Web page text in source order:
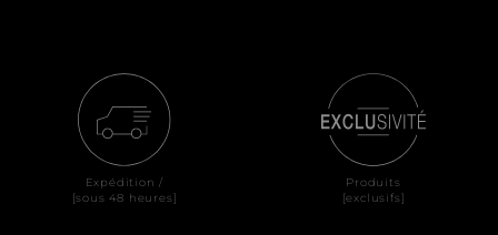
Expédition /
[sous 48 heures]
Produits
[exclusifs]